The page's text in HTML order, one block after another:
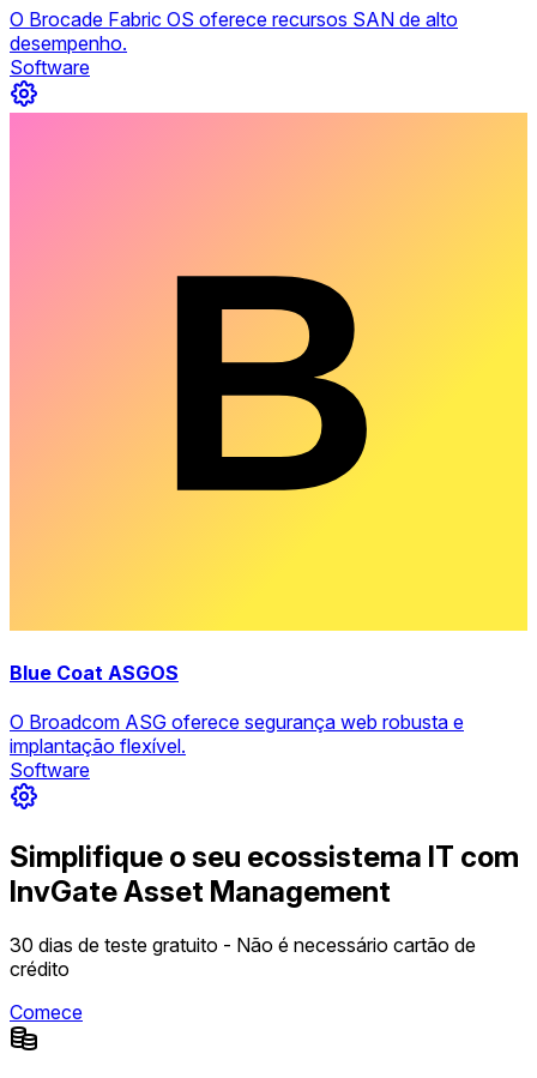
O Brocade Fabric OS oferece recursos SAN de alto
desempenho.
Software
Blue Coat ASGOS
O Broadcom ASG oferece segurança web robusta e
implantação flexível.
Software
Simplifique o seu ecossistema IT com
InvGate Asset Management
30 dias de teste gratuito - Não é necessário cartão de
crédito
Comece